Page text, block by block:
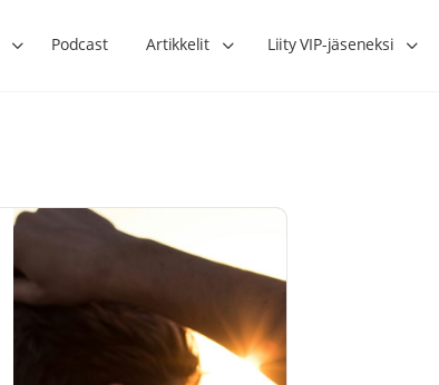
Podcast Artikkelit Liity VIP-jäseneksi